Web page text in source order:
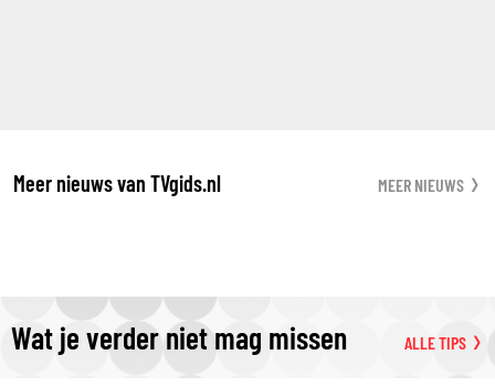
Meer nieuws van TVgids.nl MEER NIEUWS
Wat je verder niet mag missen ALLE TIPS